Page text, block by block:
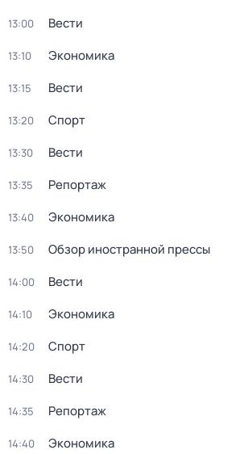
13:00 Вести
13:10 Экономика
13:15 Вести
13:20 Спорт
13:30 Вести
13:35 Репортаж
13:40 Экономика
13:50 Обзор иностранной прессы
14:00 Вести
14:10 Экономика
14:20 Спорт
14:30 Вести
14:35 Репортаж
14:40 Экономика